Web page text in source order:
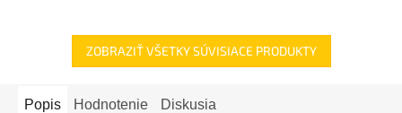
ZOBRAZIŤ VŠETKY SÚVISIACE PRODUKTY
Popis Hodnotenie Diskusia